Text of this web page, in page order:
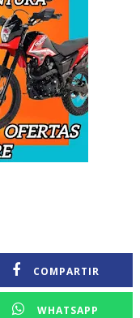
COMPARTIR
WHATSAPP